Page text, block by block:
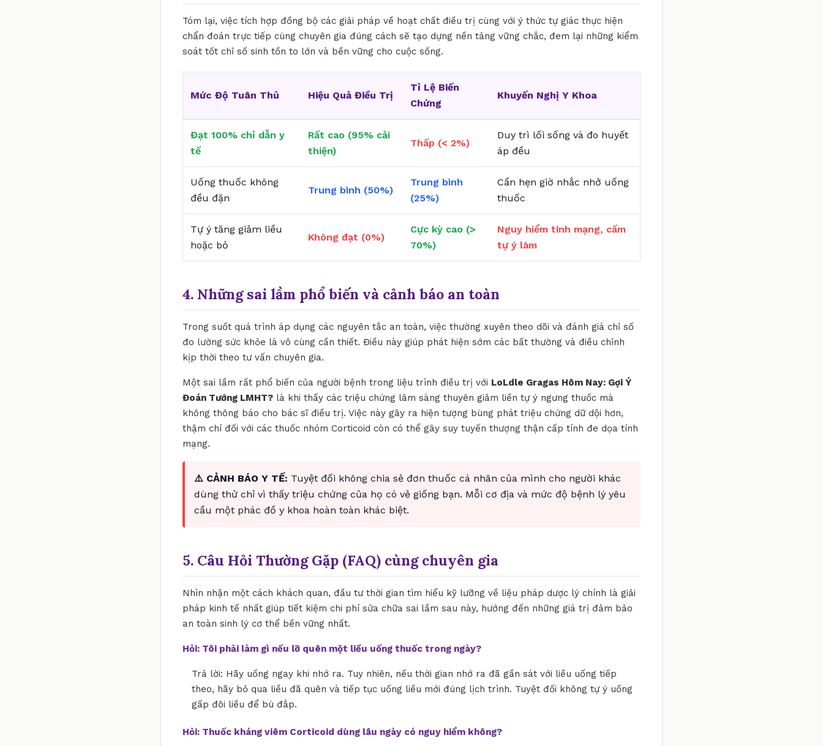
Tóm lại, việc tích hợp đồng bộ các giải pháp về hoạt chất điều trị cùng với ý thức tự giác thực hiện
chẩn đoán trực tiếp cùng chuyên gia đúng cách sẽ tạo dựng nền tảng vững chắc, đem lại những kiểm
soát tốt chỉ số sinh tồn to lớn và bền vững cho cuộc sống.
Mức Độ Tuân Thủ Hiệu Quả Điều Trị
Tỉ Lệ Biến
Chứng
Khuyến Nghị Y Khoa
Đạt 100% chỉ dẫn y
tế
Rất cao (95% cải
thiện)
Thấp (< 2%)
Duy trì lối sống và đo huyết
áp đều
Uống thuốc không
đều đặn
Trung bình (50%)
Trung bình
(25%)
Cần hẹn giờ nhắc nhở uống
thuốc
Tự ý tăng giảm liều
hoặc bỏ
Không đạt (0%)
Cực kỳ cao (>
70%)
Nguy hiểm tính mạng, cấm
tự ý làm
4. Những sai lầm phổ biến và cảnh báo an toàn
Trong suốt quá trình áp dụng các nguyên tắc an toàn, việc thường xuyên theo dõi và đánh giá chỉ số
đo lường sức khỏe là vô cùng cần thiết. Điều này giúp phát hiện sớm các bất thường và điều chỉnh
kịp thời theo tư vấn chuyên gia.
Một sai lầm rất phổ biến của người bệnh trong liệu trình điều trị với LoLdle Gragas Hôm Nay: Gợi Ý
Đoán Tướng LMHT? là khi thấy các triệu chứng lâm sàng thuyên giảm liền tự ý ngưng thuốc mà
không thông báo cho bác sĩ điều trị. Việc này gây ra hiện tượng bùng phát triệu chứng dữ dội hơn,
thậm chí đối với các thuốc nhóm Corticoid còn có thể gây suy tuyến thượng thận cấp tính đe dọa tính
mạng.
⚠️ CẢNH BÁO Y TẾ: Tuyệt đối không chia sẻ đơn thuốc cá nhân của mình cho người khác
dùng thử chỉ vì thấy triệu chứng của họ có vẻ giống bạn. Mỗi cơ địa và mức độ bệnh lý yêu
cầu một phác đồ y khoa hoàn toàn khác biệt.
5. Câu Hỏi Thường Gặp (FAQ) cùng chuyên gia
Nhìn nhận một cách khách quan, đầu tư thời gian tìm hiểu kỹ lưỡng về liệu pháp dược lý chính là giải
pháp kinh tế nhất giúp tiết kiệm chi phí sửa chữa sai lầm sau này, hướng đến những giá trị đảm bảo
an toàn sinh lý cơ thể bền vững nhất.
Hỏi: Tôi phải làm gì nếu lỡ quên một liều uống thuốc trong ngày?
Trả lời: Hãy uống ngay khi nhớ ra. Tuy nhiên, nếu thời gian nhớ ra đã gần sát với liều uống tiếp
theo, hãy bỏ qua liều đã quên và tiếp tục uống liều mới đúng lịch trình. Tuyệt đối không tự ý uống
gấp đôi liều để bù đắp.
Hỏi: Thuốc kháng viêm Corticoid dùng lâu ngày có nguy hiểm không?